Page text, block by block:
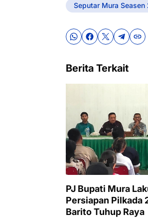
Seputar Mura Seasen
Berita Terkait
PJ Bupati Mura
Persiapan Pilkada
Barito Tuhup Raya